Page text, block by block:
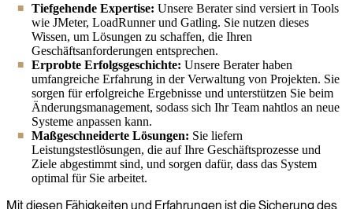
Tiefgehende Expertise: Unsere Berater sind versiert in Tools
wie JMeter, LoadRunner und Gatling. Sie nutzen dieses
Wissen, um Lösungen zu schaffen, die Ihren
Geschäftsanforderungen entsprechen.
Erprobte Erfolgsgeschichte: Unsere Berater haben
umfangreiche Erfahrung in der Verwaltung von Projekten. Sie
sorgen für erfolgreiche Ergebnisse und unterstützen Sie beim
Änderungsmanagement, sodass sich Ihr Team nahtlos an neue
Systeme anpassen kann.
Maßgeschneiderte Lösungen: Sie liefern
Leistungstestlösungen, die auf Ihre Geschäftsprozesse und
Ziele abgestimmt sind, und sorgen dafür, dass das System
optimal für Sie arbeitet.
Mit diesen Fähigkeiten und Erfahrungen ist die Sicherung des